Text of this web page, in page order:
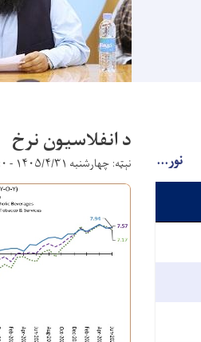
نور...
د انفلاسیون نرخ
نېټه: چهارشنبه ۱۴۰۵/۴/۳۱ - ۰:۰